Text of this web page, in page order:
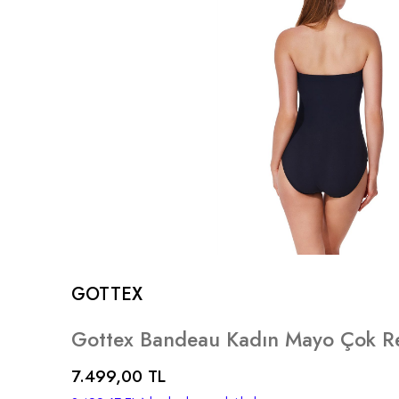
GOTTEX
Gottex Bandeau Kadın Mayo Çok
7.499,00 TL